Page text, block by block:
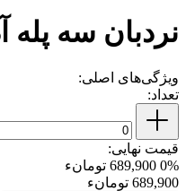
نردبان سه پله
ویژگی‌های اصلی:
تعداد:
قیمت نهایی:
0% 689,900 تومانء
689,900 تومانء